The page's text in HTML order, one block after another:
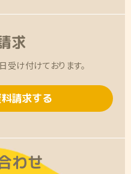
求
け付けております。
請求する
わせ